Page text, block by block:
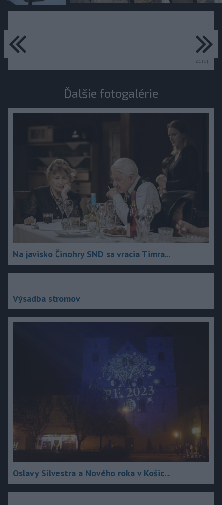
Zdroj:
predchádzajúce
Ďalšie fotogalérie
Na javisko Činohry SND sa vracia Timra...
Výsadba stromov
Oslavy Silvestra a Nového roka v Košic...